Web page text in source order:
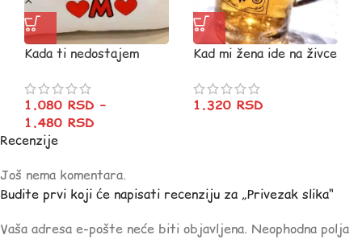
Kada ti nedostajem
1.080 RSD –
1.480 RSD
Kad mi žena ide na živce
1.320 RSD
Recenzije
Još nema komentara.
Budite prvi koji će napisati recenziju za „Privezak slika“
Vaša adresa e-pošte neće biti objavljena. Neophodna polja